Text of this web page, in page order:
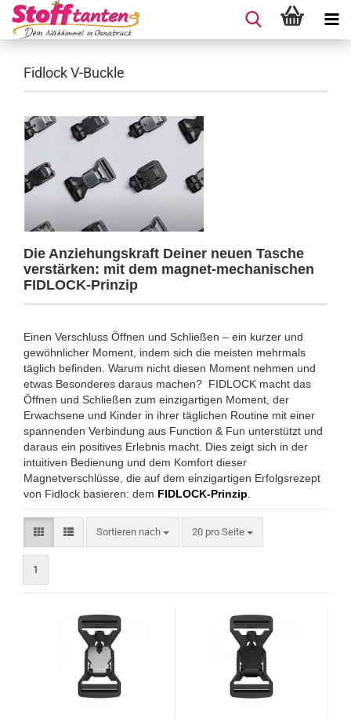
Fidlock V-Buckle
Die Anziehungskraft Deiner neuen Tasche
verstärken: mit dem magnet-mechanischen
FIDLOCK-Prinzip
Einen Verschluss Öffnen und Schließen – ein kurzer und
gewöhnlicher Moment, indem sich die meisten mehrmals
täglich befinden. Warum nicht diesen Moment nehmen und
etwas Besonderes daraus machen? FIDLOCK macht das
Öffnen und Schließen zum einzigartigen Moment, der
Erwachsene und Kinder in ihrer täglichen Routine mit einer
spannenden Verbindung aus Function & Fun unterstützt und
daraus ein positives Erlebnis macht. Dies zeigt sich in der
intuitiven Bedienung und dem Komfort dieser
Magnetverschlüsse, die auf dem einzigartigen Erfolgsrezept
von Fidlock basieren: dem FIDLOCK-Prinzip
Sortieren nach
Sortieren nach 20 pro Seite
pro Seite
1